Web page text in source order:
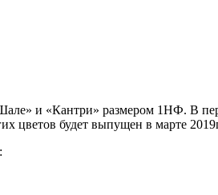
и «Кантри» размером 1НФ. В
цветов будет выпущен в марте